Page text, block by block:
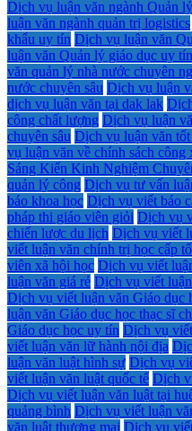
Dịch vụ luận văn ngành Quản
luận văn ngành quản trị logistics
khẩu uy tín Dịch vụ luận văn
luận văn Quản lý giáo dục uy
văn quản lý nhà nước chuyên
nước chuyên sâu Dịch vụ luận
dịch vụ luận văn tại dak lak
công chất lượng Dịch vụ luận
chuyên sâu Dịch vụ luận văn
vụ luận văn về chính sách công
Sáng Kiến Kinh Nghiệm
quản lý công Dịch vụ tư vấn
báo khoa học Dịch vụ viết báo
pháp thi giáo viên giỏi Dịch vụ
chiến lược du lịch Dịch vụ viết
viết luận văn chính trị học cấp
viên xã hội học Dịch vụ viết
luận văn giá rẻ Dịch vụ viết
Dịch vụ viết luận văn Giáo dục
luận văn Giáo dục học thạc sĩ
Giáo dục học uy tín Dịch vụ
viết luận văn lữ hành nội địa
luận văn luật hình sự Dịch vụ
viết luận văn luật quốc tế Dịch
Dịch vụ viết luận văn luật tại
quảng bình Dịch vụ viết luận
văn luật thương mại Dịch vụ